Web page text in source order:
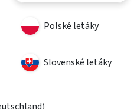
Polské letáky
Slovenské letáky